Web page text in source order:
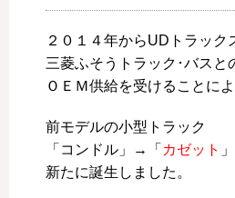
２０１４年からUDトラック
三菱ふそうトラック･バスと
ＯＥＭ供給を受けることによ
前モデルの小型トラック
「コンドル」→「 カゼット
新たに誕生しました。